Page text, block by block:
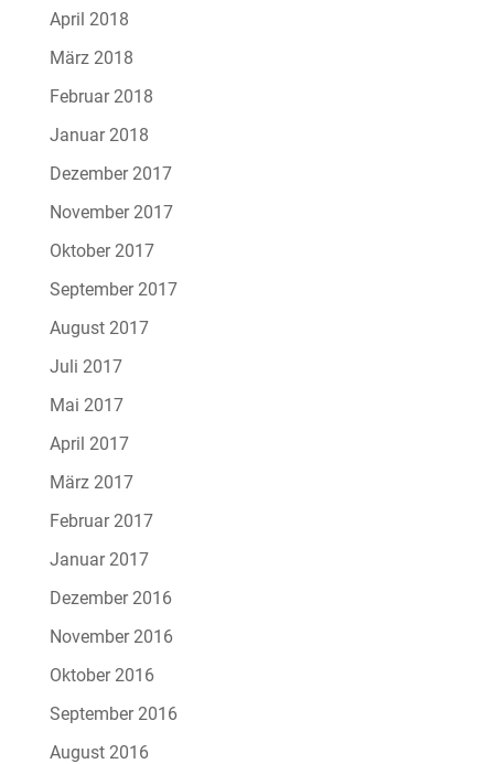
April 2018
März 2018
Februar 2018
Januar 2018
Dezember 2017
November 2017
Oktober 2017
September 2017
August 2017
Juli 2017
Mai 2017
April 2017
März 2017
Februar 2017
Januar 2017
Dezember 2016
November 2016
Oktober 2016
September 2016
August 2016